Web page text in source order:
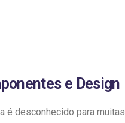
e Design
é desconhecido para muitas